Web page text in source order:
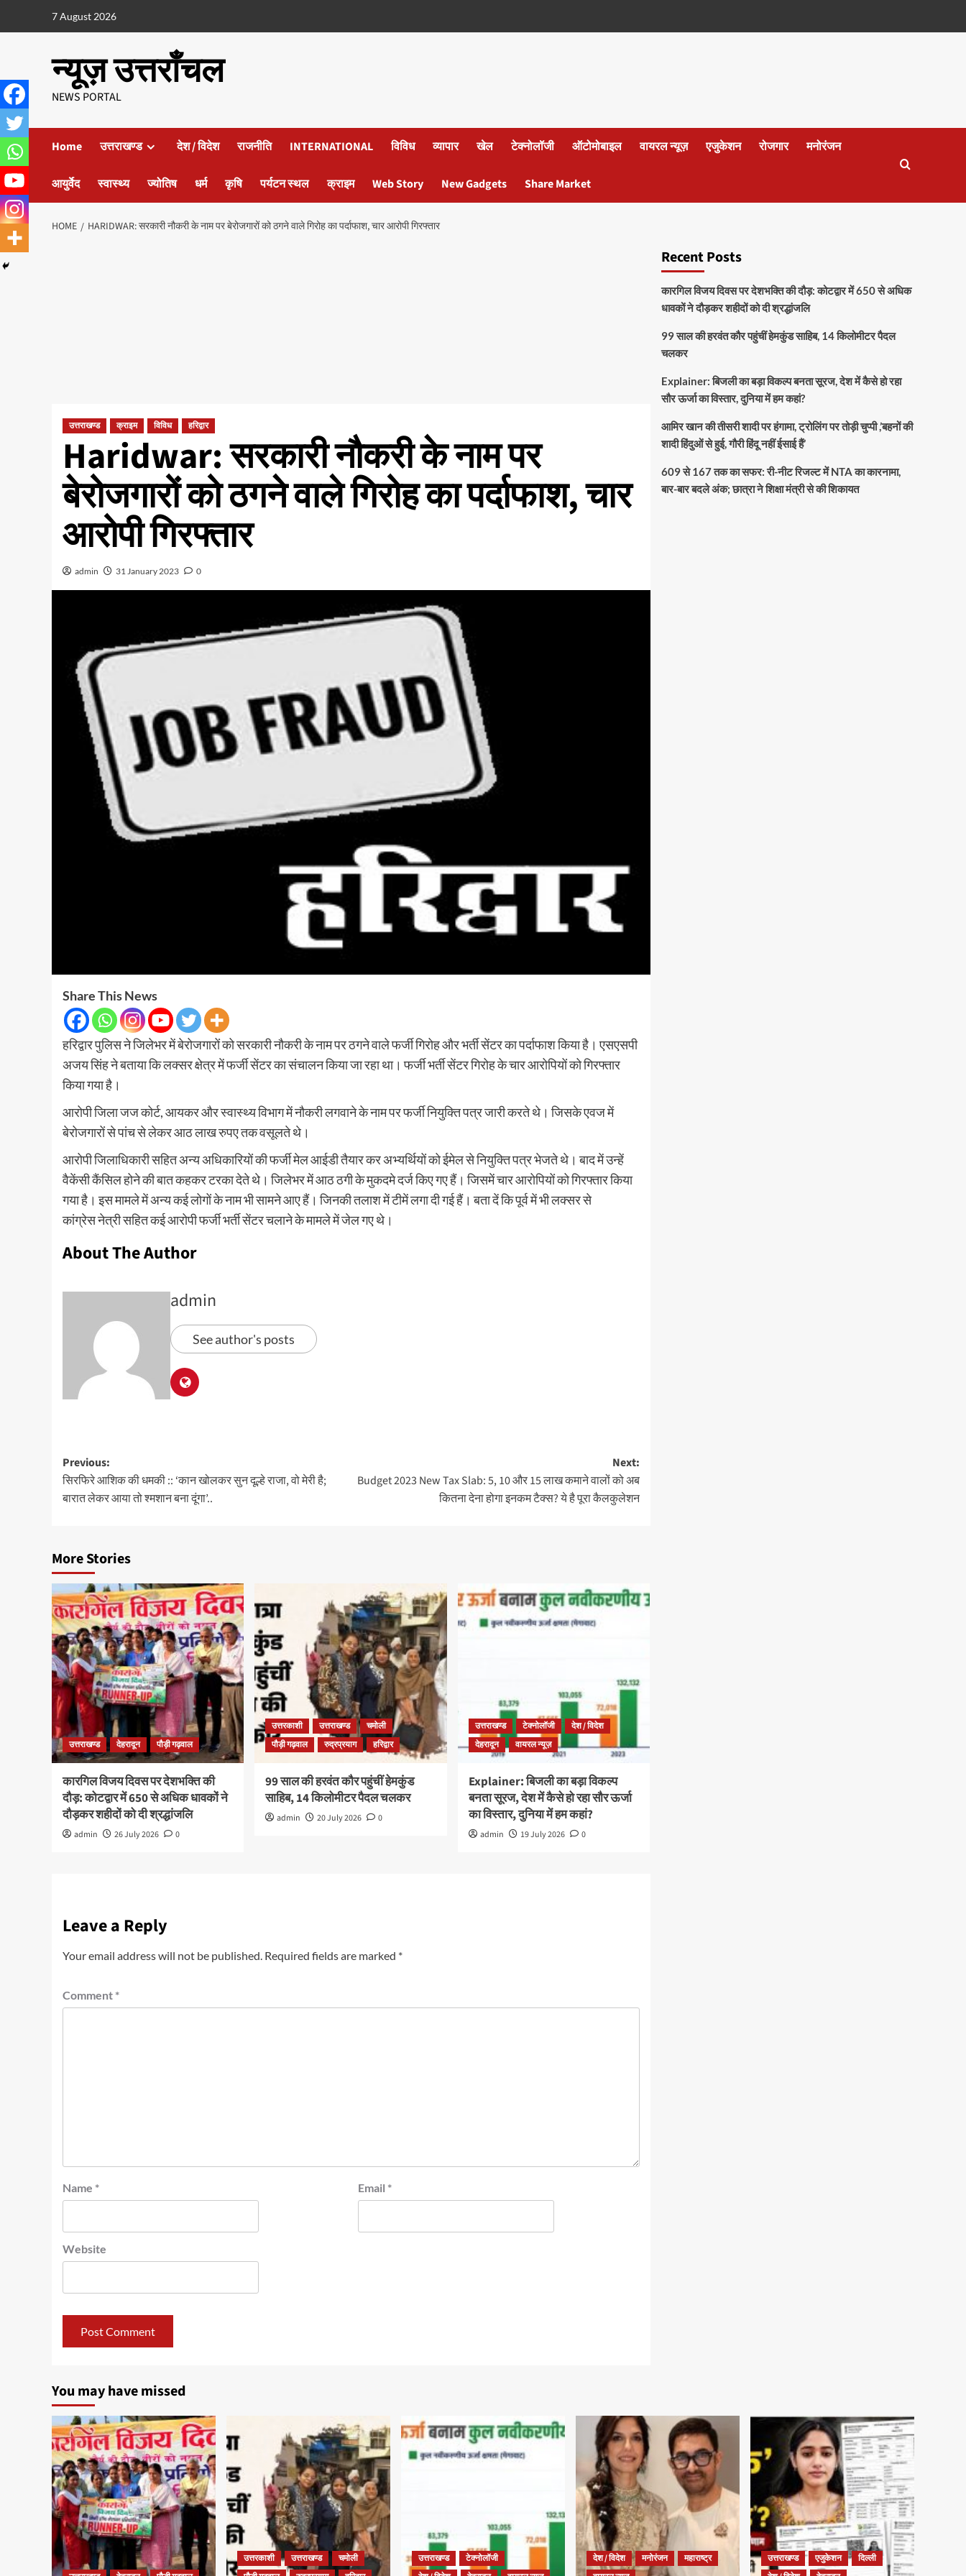
7 August 2026
न्यूज़ उत्तराँचल
NEWS PORTAL
Home उत्तराखण्ड देश / विदेश राजनीति INTERNATIONAL विविध व्यापार खेल टेक्नोलॉजी ऑटोमोबाइल वायरल न्यूज़ एजुकेशन रोजगार मनोरंजन
आयुर्वेद स्वास्थ्य ज्योतिष धर्म कृषि पर्यटन स्थल क्राइम Web Story New Gadgets Share Market
HOME HARIDWAR: सरकारी नौकरी के नाम पर बेरोजगारों को ठगने वाले गिरोह का पर्दाफाश, चार आरोपी गिरफ्तार
उत्तराखण्ड क्राइम विविध हरिद्वार
Haridwar: सरकारी नौकरी के नाम पर
बेरोजगारों को ठगने वाले गिरोह का पर्दाफाश, चार
आरोपी गिरफ्तार
admin 31 January 2023 0
Share This News
हरिद्वार पुलिस ने जिलेभर में बेरोजगारों को सरकारी नौकरी के नाम पर ठगने वाले फर्जी गिरोह और भर्ती सेंटर का पर्दाफाश किया है। एसएसपी
अजय सिंह ने बताया कि लक्सर क्षेत्र में फर्जी सेंटर का संचालन किया जा रहा था। फर्जी भर्ती सेंटर गिरोह के चार आरोपियों को गिरफ्तार
किया गया है।
आरोपी जिला जज कोर्ट, आयकर और स्वास्थ्य विभाग में नौकरी लगवाने के नाम पर फर्जी नियुक्ति पत्र जारी करते थे। जिसके एवज में
बेरोजगारों से पांच से लेकर आठ लाख रुपए तक वसूलते थे।
आरोपी जिलाधिकारी सहित अन्य अधिकारियों की फर्जी मेल आईडी तैयार कर अभ्यर्थियों को ईमेल से नियुक्ति पत्र भेजते थे। बाद में उन्हें
वैकेंसी कैंसिल होने की बात कहकर टरका देते थे। जिलेभर में आठ ठगी के मुकदमे दर्ज किए गए हैं। जिसमें चार आरोपियों को गिरफ्तार किया
गया है। इस मामले में अन्य कई लोगों के नाम भी सामने आए हैं। जिनकी तलाश में टीमें लगा दी गई हैं। बता दें कि पूर्व में भी लक्सर से
कांग्रेस नेत्री सहित कई आरोपी फर्जी भर्ती सेंटर चलाने के मामले में जेल गए थे।
About The Author
admin
See author's posts
Previous:
सिरफिरे आशिक की धमकी :: ‘कान खोलकर सुन दूल्हे राजा, वो मेरी है;
बारात लेकर आया तो श्मशान बना दूंगा’..
Next:
Budget 2023 New Tax Slab: 5, 10 और 15 लाख कमाने वालों को अब
कितना देना होगा इनकम टैक्स? ये है पूरा कैलकुलेशन
More Stories
उत्तराखण्ड देहरादून पौड़ी गढ़वाल
कारगिल विजय दिवस पर देशभक्ति की
दौड़: कोटद्वार में 650 से अधिक धावकों ने
दौड़कर शहीदों को दी श्रद्धांजलि
admin 26 July 2026 0
उत्तरकाशी उत्तराखण्ड
चमोली
पौड़ी गढ़वाल
रुद्रप्रयाग हरिद्वार
99 साल की हरवंत कौर पहुंचीं हेमकुंड
साहिब, 14 किलोमीटर पैदल चलकर
admin 20 July 2026 0
उत्तराखण्ड टेक्नोलॉजी
देश / विदेश
देहरादून
वायरल न्यूज़
Explainer: बिजली का बड़ा विकल्प
बनता सूरज, देश में कैसे हो रहा सौर ऊर्जा
का विस्तार, दुनिया में हम कहां?
admin 19 July 2026 0
Leave a Reply
Your email address will not be published. Required fields are marked *
Comment *
Name * Email *
Website
Recent Posts
कारगिल विजय दिवस पर देशभक्ति की दौड़: कोटद्वार में 650 से अधिक
धावकों ने दौड़कर शहीदों को दी श्रद्धांजलि
99 साल की हरवंत कौर पहुंचीं हेमकुंड साहिब, 14 किलोमीटर पैदल
चलकर
Explainer: बिजली का बड़ा विकल्प बनता सूरज, देश में कैसे हो रहा
सौर ऊर्जा का विस्तार, दुनिया में हम कहां?
आमिर खान की तीसरी शादी पर हंगामा, ट्रोलिंग पर तोड़ी चुप्पी ,’बहनों की
शादी हिंदुओं से हुई, गौरी हिंदू नहीं ईसाई हैं’
609 से 167 तक का सफर: री-नीट रिजल्ट में NTA का कारनामा,
बार-बार बदले अंक; छात्रा ने शिक्षा मंत्री से की शिकायत
You may have missed
उत्तरकाशी उत्तराखण्ड
चमोली
उत्तराखण्ड
टेक्नोलॉजी
देश / विदेश मनोरंजन
महाराष्ट्र
उत्तराखण्ड एजुकेशन
दिल्ली